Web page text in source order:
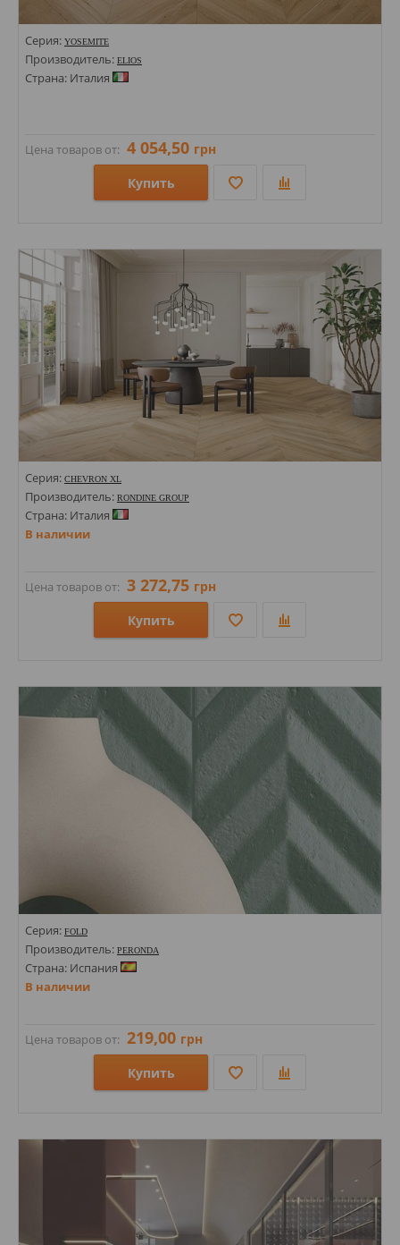
Серия: YOSEMITE
Производитель: ELIOS
Страна: Италия
Цена товаров от: 4 054,50 грн
Купить
Стили: Под дерево;
Цвета:
Серия: CHEVRON XL
Производитель: RONDINE GROUP
Страна: Италия
В наличии
Цена товаров от: 3 272,75 грн
Купить
Стили: Под дерево; Под паркет;
Серия: FOLD
Производитель: PERONDA
Страна: Испания
В наличии
Цена товаров от: 219,00 грн
Купить
Стили: Под бетон; Под камень;